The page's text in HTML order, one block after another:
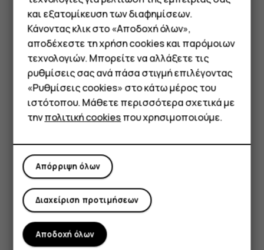
Smartphone
Τηλέφωνα απλής χρήσης
Tablet
πατήστεΚλήση έκτακτης ανάγκης.
Εάν το τηλέφωνό σας σάς ζητήσει κωδικό PIN,
πατήστεΚλήση έκτακτης ανάγκης.
Να απενεργοποιήσετε τους περιορισμούς κλήσεων
στο τηλέφωνό σας, όπως τη φραγή κλήσεων, τις
επιτρεπτές κλήσεις ή την κλειστή ομάδα χρηστών.
Εάν το δίκτυο κινητής τηλεφωνίας δεν είναι
διαθέσιμο, μπορείτε επίσης να δοκιμάσετε να
Το βρήκατε χρήσιμο;
και εξατομίκευση των διαφημίσεων.
Κάνοντας κλικ στο «Αποδοχή όλων»,
αποδέχεστε τη χρήση cookies και παρόμοιων
τεχνολογιών. Μπορείτε να αλλάξετε τις
ρυθμίσεις σας ανά πάσα στιγμή επιλέγοντας
«Ρυθμίσεις cookies» στο κάτω μέρος του
ιστότοπου. Μάθετε περισσότερα σχετικά με
τηνπολιτική cookiesπου χρησιμοποιούμε.
Απόρριψη όλων
Διαχείριση προτιμήσεων
Αποδοχή όλων